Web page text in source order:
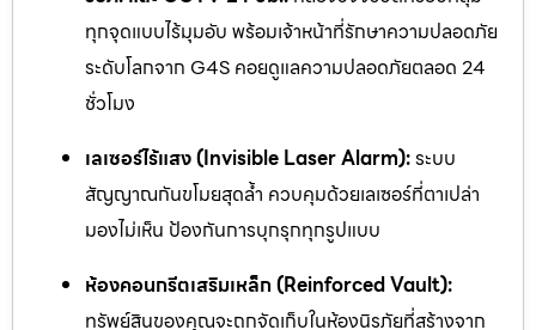
ทุกจุดแบบไร้มุมอับ พร้อมเจ้าหน้าที่รักษาความปลอดภัย
ระดับโลกจาก G4S คอยดูแลความปลอดภัยตลอด 24
ชั่วโมง
เลเซอร์ไร้แสง (Invisible Laser Alarm):ระบบ
สัญญาณกันขโมยสุดล้ำ ควบคุมด้วยเลเซอร์ที่ตาเปล่า
มองไม่เห็น ป้องกันการบุกรุกทุกรูปแบบ
ห้องคอนกรีตเสริมเหล็ก (Reinforced Vault):
ทรัพย์สินของคุณจะถูกจัดเก็บในห้องนิรภัยที่สร้างจาก